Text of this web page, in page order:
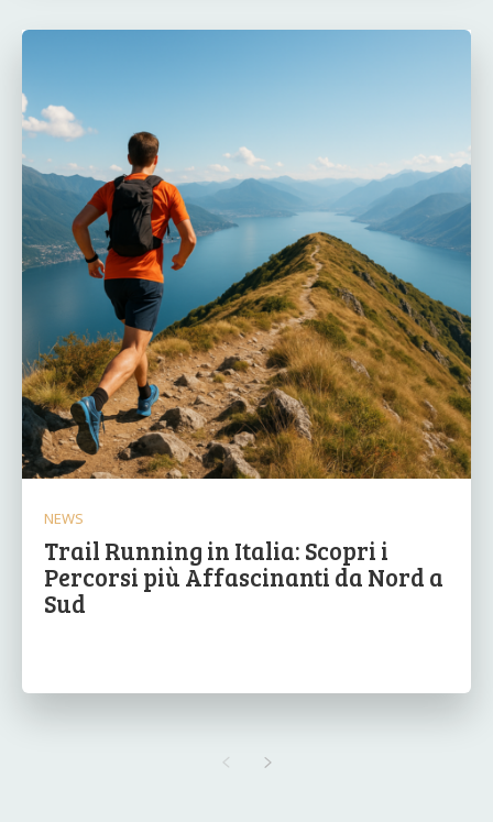
NEWS
Trail Running in Italia: Scopri i
Percorsi più Affascinanti da Nord a
Sud